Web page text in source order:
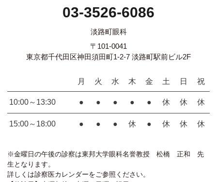
03-3526-6086
淡路町眼科
〒101-0041
東京都千代田区神田須田町1-2-7 淡路町駅前ビル2F
月 火 水 木 金 土 日 祝
10:00～13:30 ● ● ● ● ● 休 休 休
15:00～18:00 ● ● ● 休 ● 休 休 休
※金曜日の午後の診察は東邦大学眼科名誉教授 松橋 正和 先
生となります。
詳しくは診察医カレンダーをご参照ください。